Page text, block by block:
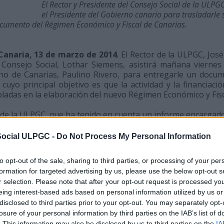
ULPGC - Do Not Process My Personal Information
opt-out of the sale, sharing to third parties, or processing of your
for targeted advertising by us, please use the below opt-out
selection. Please note that after your opt-out request is processed
interest-based ads based on personal information utilized by us
to third parties prior to your opt-out. You may separately
of your personal information by third parties on the IAB’s list of
El Rector y Presidente del Consejo Social de la
el Presidente del Gobierno canario para trasladarle
del Régimen Económico y Fiscal de Canarias.
13 de marzo de 2014. El Rector de la ULPGC,
Social, Lothar Siemens, asistirá mañana
de Canarias, Paulino Rivero, para entregarle un
cuyo principal objetivo es que la actividad y la
en la elaboración del nuevo Régimen Económico y
la ULPGC, que ha tenido en cuenta un informe
universitarios sobre las medidas económicas y
de las Universidades, presentará mañana al
susceptibles de ser integradas en el nuevo
nunca han estado presentes en el REF y esta
para que la actividad de investigación e
fortalezca en Canarias, ya que las instituciones
generación de conocimiento y crecimiento económico de
Social de la ULPGC.
que presentarán al Gobierno destaca la solicitud de